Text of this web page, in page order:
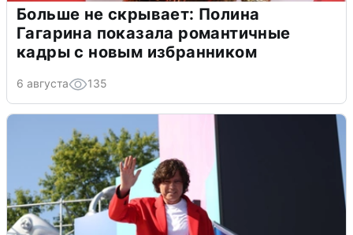
Больше не скрывает: Полина
Гагарина показала романтичные
кадры с новым избранником
6 августа 135